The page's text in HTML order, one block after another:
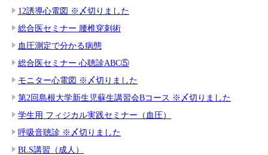
12誘導心電図 ※〆切りました
総合医セミナー 腰椎穿刺術
血圧測定で分かる病態
総合医セミナー 心聴診ABC⑤
モニター心電図 ※〆切りました
第2回島根大学新生児蘇生講習会Bコース ※〆切りました
学生用 フィジカル実践セミナー（血圧）
呼吸音聴診 ※〆切りました
BLS講習（成人）